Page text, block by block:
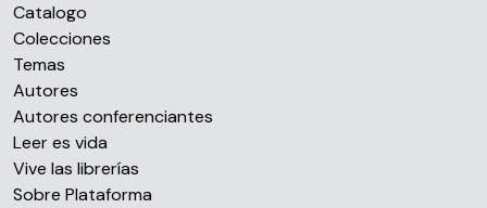
Catalogo
Colecciones
Temas
Autores
Autores conferenciantes
Leer es vida
Vive las librerías
Sobre Plataforma